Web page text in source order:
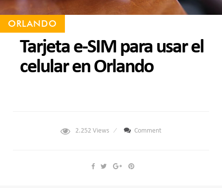
ORLANDO
Tarjeta e-SIM para usar el
celular en Orlando
2.252 Views Comment